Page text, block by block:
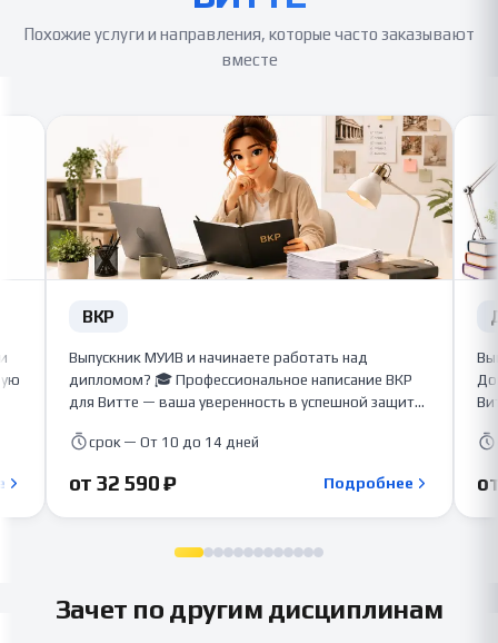
Похожие услуги и направления, которые часто заказывают
вместе
ВКР
Выпускник МУИВ и начинаете работать над
дипломом? 🎓 Профессиональное написание ВКР
для Витте — ваша уверенность в успешной защите!
качественную дипломную работу с глубоким
процентом уникальности. С нами ваш диплом
срок — От 10 до 14 дней
от 32 590 ₽ Подробнее
Зачет по другим дисциплинам